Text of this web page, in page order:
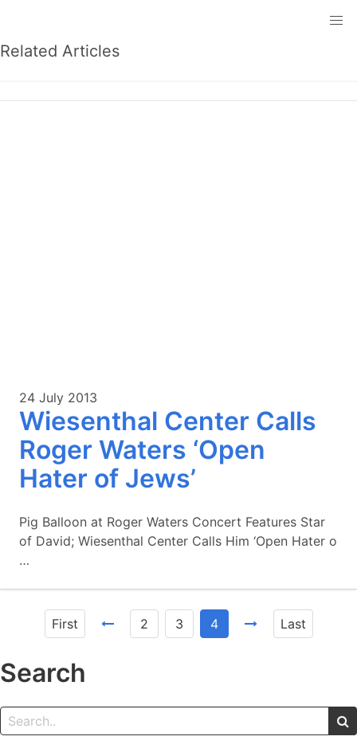
Related Articles
24 July 2013
Wiesenthal Center Calls
Roger Waters ‘Open
Hater of Jews’
Pig Balloon at Roger Waters Concert Features Star
of David; Wiesenthal Center Calls Him ‘Open Hater o
…
First 2 3 4 Last
Search